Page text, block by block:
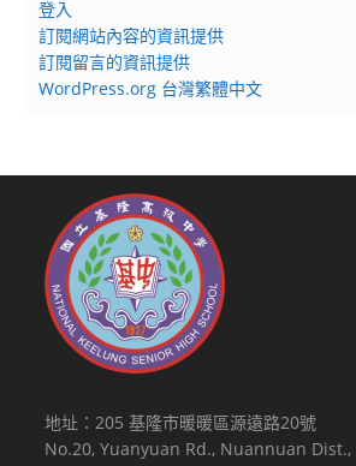
登入
訂閱網站內容的資訊提供
訂閱留言的資訊提供
WordPress.org 台灣繁體中文
地址：205 基隆市暖暖區源遠路20號
No.20, Yuanyuan Rd., Nuannuan